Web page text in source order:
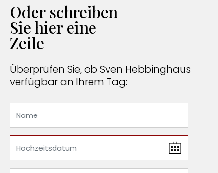
Oder schreiben
Sie hier eine
Zeile
Überprüfen Sie, ob Sven Hebbinghaus
verfügbar an Ihrem Tag: